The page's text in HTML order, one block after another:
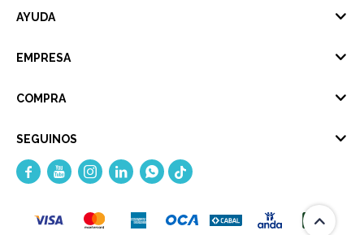
AYUDA
EMPRESA
COMPRA
SEGUINOS
    